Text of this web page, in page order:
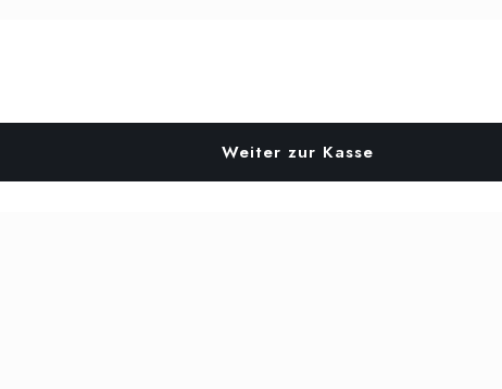
Weiter zur Kasse